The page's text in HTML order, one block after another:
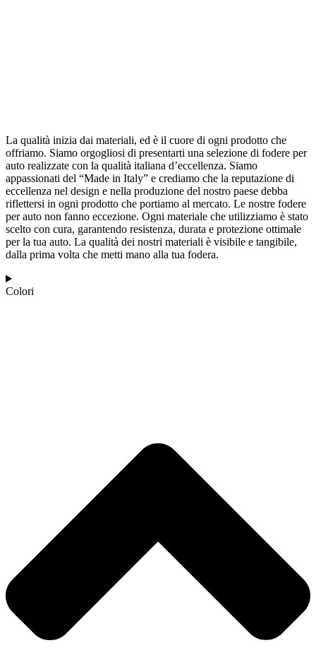
La qualità inizia dai materiali, ed è il cuore di ogni prodotto che
offriamo. Siamo orgogliosi di presentarti una selezione di fodere per
auto realizzate con la qualità italiana d’eccellenza. Siamo
appassionati del “Made in Italy” e crediamo che la reputazione di
eccellenza nel design e nella produzione del nostro paese debba
riflettersi in ogni prodotto che portiamo al mercato. Le nostre fodere
per auto non fanno eccezione. Ogni materiale che utilizziamo è stato
scelto con cura, garantendo resistenza, durata e protezione ottimale
per la tua auto. La qualità dei nostri materiali è visibile e tangibile,
dalla prima volta che metti mano alla tua fodera.
Colori